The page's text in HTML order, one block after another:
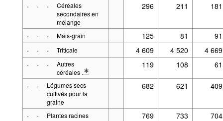
· · ·
Céréales
secondaires en
mélange
296 211 181
· · · Mais-grain 125 81
91
· · · Triticale 4 609 4 520
4 669
· · ·
Autres
céréales
* Note Type de culture 2: sans mélanges céréales (>60%) /
119 108 61
· ·
Légumes secs
cultivés pour la
graine
682 621 409
· · Plantes racines 769 733
704